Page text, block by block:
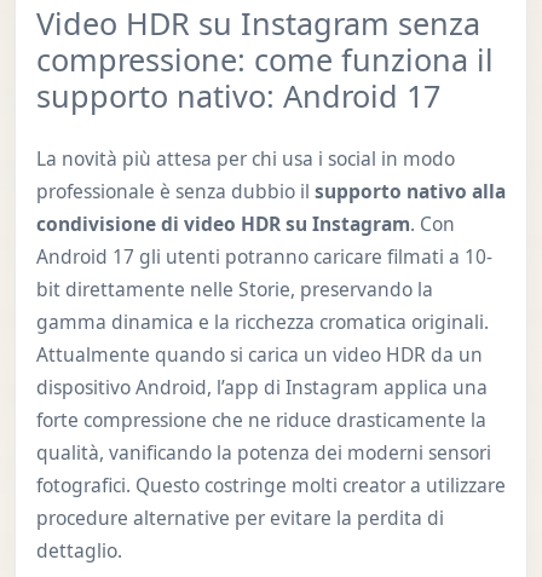
Video HDR su Instagram senza
compressione: come funziona il
supporto nativo: Android 17
La novità più attesa per chi usa i social in modo
professionale è senza dubbio il supporto nativo alla
condivisione di video HDR su Instagram. Con
Android 17 gli utenti potranno caricare filmati a 10-
bit direttamente nelle Storie, preservando la
gamma dinamica e la ricchezza cromatica originali.
Attualmente quando si carica un video HDR da un
dispositivo Android, l’app di Instagram applica una
forte compressione che ne riduce drasticamente la
qualità, vanificando la potenza dei moderni sensori
fotografici. Questo costringe molti creator a utilizzare
procedure alternative per evitare la perdita di
dettaglio.